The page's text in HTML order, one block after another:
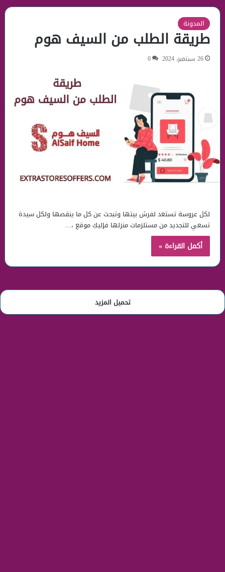
المدونة
طريقة الطلب من السيف هوم
26 سبتمبر، 2024 0
لكل عروسة تستعد لفرش بيتها وتبحث عن كل ما ينقصها ولكل سيدة
تسعي للتجديد من مستلزمات منزلها فإليكِ موقع ،…
أكمل القراءة »
تحميل المزيد